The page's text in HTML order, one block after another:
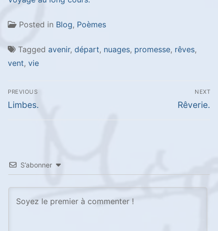
Posted in Blog, Poèmes
Tagged avenir, départ, nuages, promesse, rêves,
vent, vie
Navigation
de
l’article
PREVIOUS
Previous
Limbes.
NEXT
Next
Rêverie.
S’abonner